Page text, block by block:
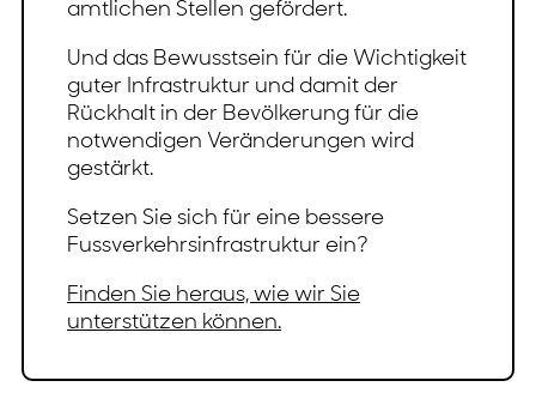
amtlichen Stellen gefördert.
Und das Bewusstsein für die Wichtigkeit
guter Infrastruktur und damit der
Rückhalt in der Bevölkerung für die
notwendigen Veränderungen wird
gestärkt.
Setzen Sie sich für eine bessere
Fussverkehrsinfrastruktur ein?
Finden Sie heraus, wie wir Sie
unterstützen können.